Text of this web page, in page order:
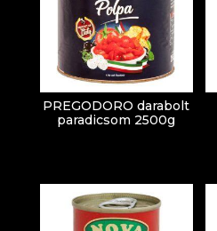
PREGODORO darabolt
paradicsom 2500g